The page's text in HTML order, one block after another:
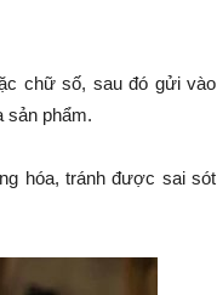
chữ số, sau đó gửi vào
sản phẩm.
hóa, tránh được sai sót